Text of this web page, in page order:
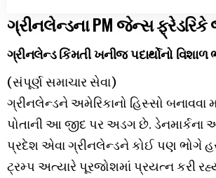
ગ્રીનલેન્ડના PM જેન્સ
ગ્રીનલેન્ડ કિંમતી ખનીજ પદાર્થોનો વિશાળ
(સંપૂર્ણ સમાચાર સેવા)
ગ્રીનલેન્ડને અમેરિકાનો હિસ્સો બનાવવા
પોતાની આ જીદ પર અડગ છે. ડેનમાર્કના
પ્રદેશ એવા ગ્રીનલેન્ડને કોઈ પણ ભોગે
ટ્રમ્પ અત્યારે પૂરજોશમાં પ્રયત્ન કરી